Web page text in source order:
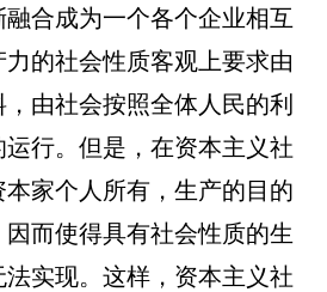
合成为一个各个企业相互
的社会性质客观上要求由
由社会按照全体人民的利
行。但是，在资本主义社
家个人所有，生产的目的
而使得具有社会性质的生
实现。这样，资本主义社